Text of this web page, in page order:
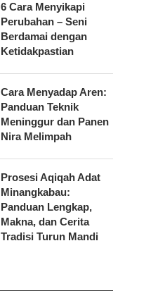
6 Cara Menyikapi
Perubahan – Seni
Berdamai dengan
Ketidakpastian
Cara Menyadap Aren:
Panduan Teknik
Meninggur dan Panen
Nira Melimpah
Prosesi Aqiqah Adat
Minangkabau:
Panduan Lengkap,
Makna, dan Cerita
Tradisi Turun Mandi